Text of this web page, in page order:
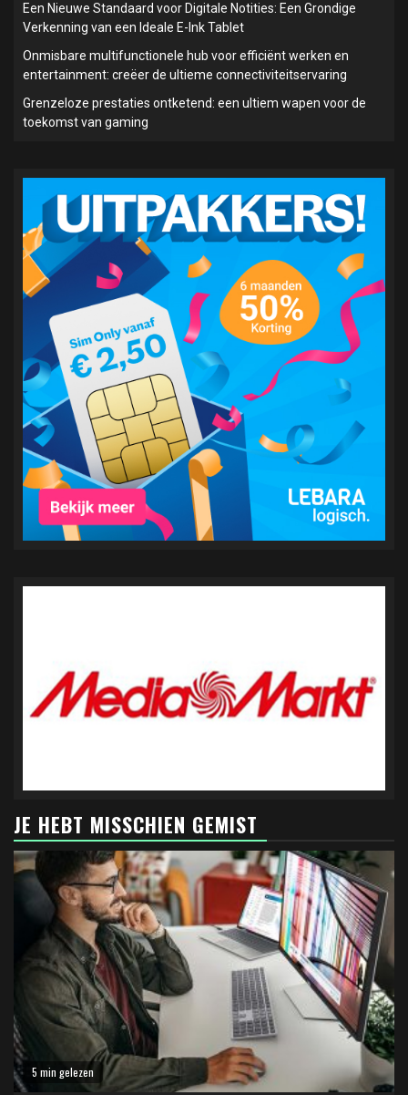
Een Nieuwe Standaard voor Digitale Notities: Een Grondige
Verkenning van een Ideale E-Ink Tablet
Onmisbare multifunctionele hub voor efficiënt werken en
entertainment: creëer de ultieme connectiviteitservaring
Grenzeloze prestaties ontketend: een ultiem wapen voor de
toekomst van gaming
JE HEBT MISSCHIEN GEMIST
5 min gelezen